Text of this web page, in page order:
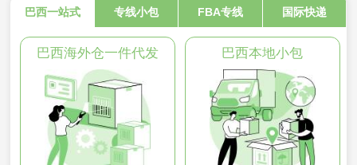
巴西一站式 专线小包 FBA专线 国际快递
巴西海外仓一件代发 巴西本地小包